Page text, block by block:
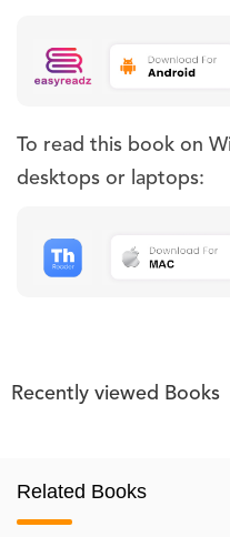
To read this book on
desktops or laptops:
Recently viewed Books
Related Books